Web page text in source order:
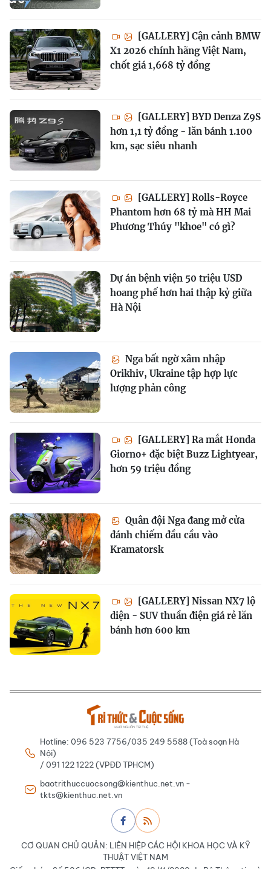
[GALLERY] Cận cảnh BMW
X1 2026 chính hãng Việt Nam,
chốt giá 1,668 tỷ đồng
[GALLERY] BYD Denza Z9S
hơn 1,1 tỷ đồng - lăn bánh 1.100
km, sạc siêu nhanh
[GALLERY] Rolls-Royce
Phantom hơn 68 tỷ mà HH Mai
Phương Thúy "khoe" có gì?
Dự án bệnh viện 50 triệu USD
hoang phế hơn hai thập kỷ giữa
Hà Nội
Nga bất ngờ xâm nhập
Orikhiv, Ukraine tập hợp lực
lượng phản công
[GALLERY] Ra mắt Honda
Giorno+ đặc biệt Buzz Lightyear,
hơn 59 triệu đồng
Quân đội Nga đang mở cửa
đánh chiếm đầu cầu vào
Kramatorsk
[GALLERY] Nissan NX7 lộ
diện - SUV thuần điện giá rẻ lăn
bánh hơn 600 km
Hotline: 096 523 7756/035 249 5588 (Toà soạn Hà
Nội)
/ 091 122 1222 (VPĐD TPHCM)
baotrithuccuocsong@kienthuc.net.vn -
tkts@kienthuc.net.vn
CƠ QUAN CHỦ QUẢN: LIÊN HIỆP CÁC HỘI KHOA HỌC VÀ KỸ
THUẬT VIỆT NAM